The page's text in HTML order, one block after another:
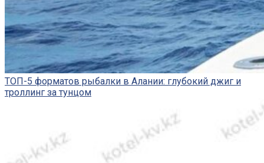
ТОП-5 форматов рыбалки в Алании: глубокий джиг и
троллинг за тунцом